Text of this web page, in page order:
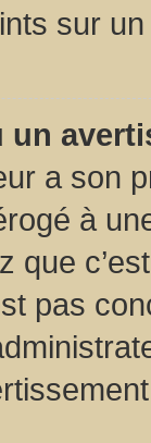
sur
un
a son
à
que
pas